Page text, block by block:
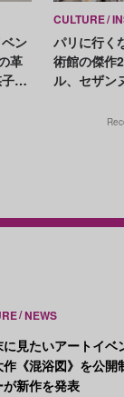
ン
革
が
CULTURE
パリに行く
術館の傑作
ル、セザン
NEWS
見たいアートイベ
《混浴図》を公開
新作を発表